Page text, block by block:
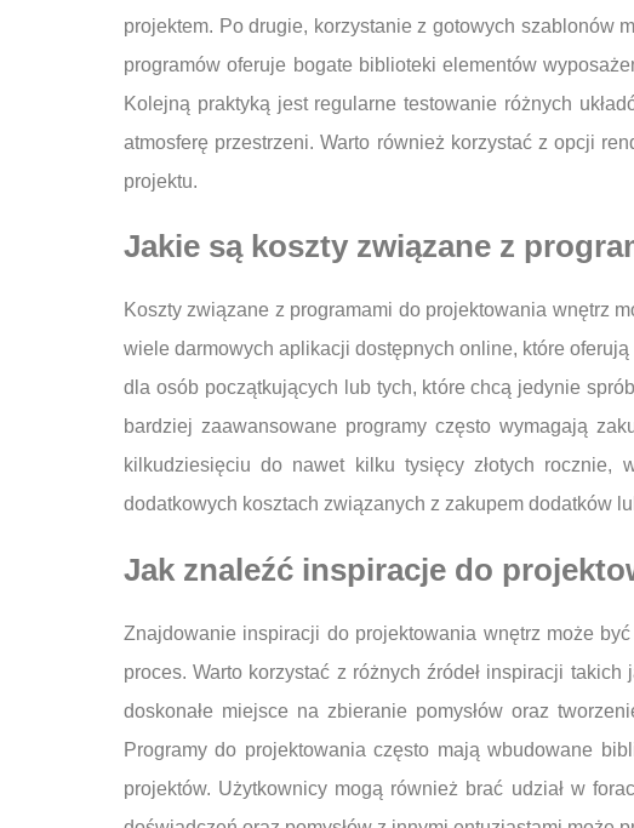
projektem. Po drugie, korzystanie z gotowych szablonów
programów oferuje bogate biblioteki elementów
Kolejną praktyką jest regularne testowanie różnych
atmosferę przestrzeni. Warto również korzystać z opcji
projektu.
Jakie są koszty związane z
Koszty związane z programami do projektowania wnętrz
wiele darmowych aplikacji dostępnych online, które
dla osób początkujących lub tych, które chcą jedynie
bardziej zaawansowane programy często wymagają
kilkudziesięciu do nawet kilku tysięcy złotych
dodatkowych kosztach związanych z zakupem dodatków
Jak znaleźć inspiracje do
Znajdowanie inspiracji do projektowania wnętrz może
proces. Warto korzystać z różnych źródeł inspiracji
doskonałe miejsce na zbieranie pomysłów oraz
Programy do projektowania często mają wbudowane
projektów. Użytkownicy mogą również brać udział w